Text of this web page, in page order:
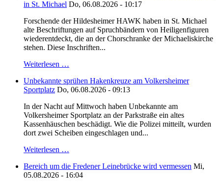
in St. Michael Do, 06.08.2026 - 10:17
Forschende der Hildesheimer HAWK haben in St. Michael
alte Beschriftungen auf Spruchbändern von Heiligenfiguren
wiederentdeckt, die an der Chorschranke der Michaeliskirche
stehen. Diese Inschriften...
Weiterlesen …
Unbekannte sprühen Hakenkreuze am Volkersheimer
Sportplatz Do, 06.08.2026 - 09:13
In der Nacht auf Mittwoch haben Unbekannte am
Volkersheimer Sportplatz an der Parkstraße ein altes
Kassenhäuschen beschädigt. Wie die Polizei mitteilt, wurden
dort zwei Scheiben eingeschlagen und...
Weiterlesen …
Bereich um die Fredener Leinebrücke wird vermessen Mi,
05.08.2026 - 16:04